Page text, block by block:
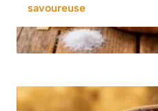
savoureuse